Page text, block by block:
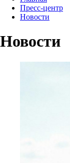
Пресс-центр
Новости
Новости